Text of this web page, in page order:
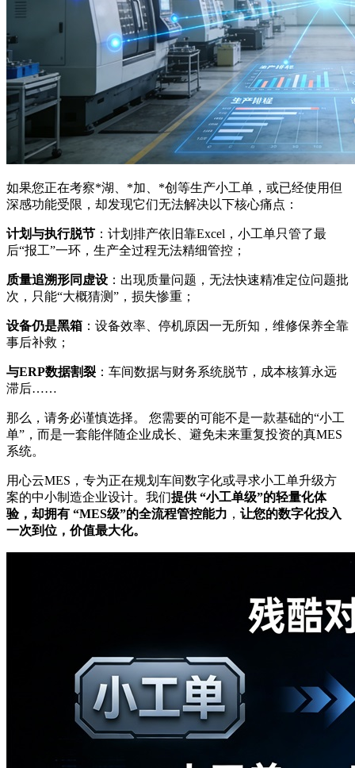
如果您正在考察*湖、*加、*创等生产小工单，或已经使用但
深感功能受限，却发现它们无法解决以下核心痛点：
计划与执行脱节 ：计划排产依旧靠Excel，小工单只管了最
后“报工”一环，生产全过程无法精细管控；
质量追溯形同虚设 ：出现质量问题，无法快速精准定位问题批
次，只能“大概猜测”，损失惨重；
设备仍是黑箱 ：设备效率、停机原因一无所知，维修保养全靠
事后补救；
与ERP数据割裂 ：车间数据与财务系统脱节，成本核算永远
滞后……
那么，请务必谨慎选择。 您需要的可能不是一款基础的“小工
单”，而是一套能伴随企业成长、避免未来重复投资的真MES
系统。
用心云MES，专为正在规划车间数字化或寻求小工单升级方
案的中小制造企业设计。我们提供 “小工单级”的轻量化体
验，却拥有 “MES级”的全流程管控能力 ， 让您的数字化投入
一次到位，价值最大化。